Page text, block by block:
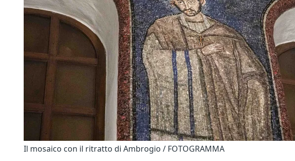
Il mosaico con il ritratto di Ambrogio / FOTOGRAMMA